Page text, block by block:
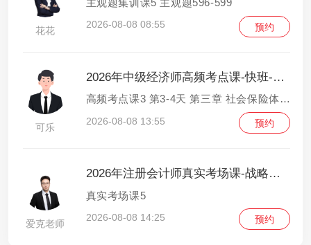
花花
主观题集训课5 主观题596-599
2026-08-08 08:55 预约
可乐
2026年中级经济师高频考点课-快班-人力资源管理
高频考点课3 第3-4天 第三章 社会保险体系2-第四章 劳动争议调解仲裁
2026-08-08 13:55 预约
爱克老师
2026年注册会计师真实考场课-战略与风险管理
真实考场课5
2026-08-08 14:25 预约